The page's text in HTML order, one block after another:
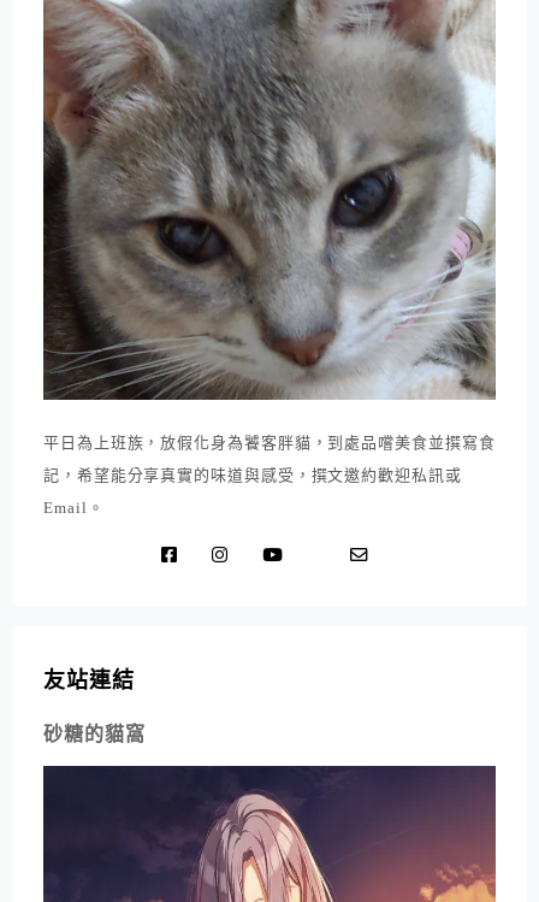
平日為上班族，放假化身為饕客胖貓，到處品嚐美食並撰寫食
記，希望能分享真實的味道與感受，撰文邀約歡迎私訊或
Email。
友站連結
砂糖的貓窩